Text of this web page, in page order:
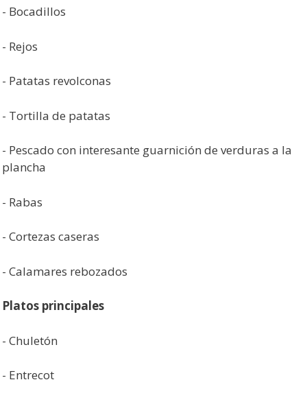
- Bocadillos
- Rejos
- Patatas revolconas
- Tortilla de patatas
- Pescado con interesante guarnición de verduras a la
plancha
- Rabas
- Cortezas caseras
- Calamares rebozados
Platos principales
- Chuletón
- Entrecot